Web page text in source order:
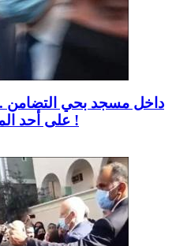
على أحد المصلين بعد مناوشة مع الرئيس !